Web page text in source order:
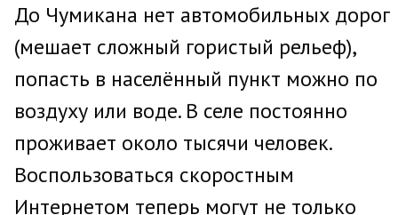
До Чумикана нет автомобильных дорог
(мешает сложный гористый рельеф),
попасть в населённый пункт можно по
воздуху или воде. В селе постоянно
проживает около тысячи человек.
Воспользоваться скоростным
Интернетом теперь могут не только